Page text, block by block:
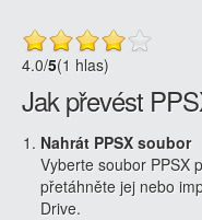
4.0/5(1 hlas)
Jak převést
Nahrát PPSX soubor
Vyberte soubor PPSX
přetáhněte jej nebo
Drive.